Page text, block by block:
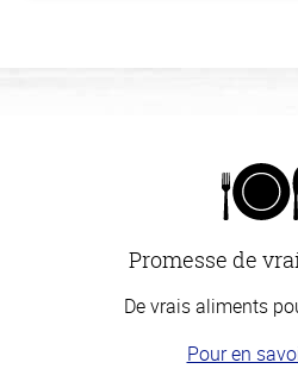
Promesse de
De vrais aliments
Pour en